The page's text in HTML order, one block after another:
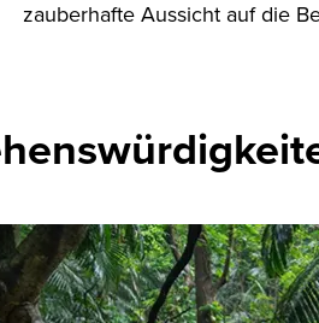
zauberhafte Aussicht auf die